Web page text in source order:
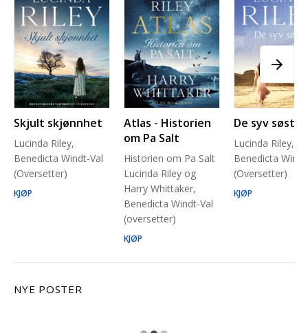
Skjult skjønnhet
Lucinda Riley,
Benedicta Windt-Val
(Oversetter)
KJØP
Atlas - Historien
om Pa Salt
Historien om Pa Salt
Lucinda Riley og
Harry Whittaker,
Benedicta Windt-Val
(oversetter)
KJØP
De syv søstre
Lucinda Riley,
Benedicta
(Oversetter)
KJØP
NYE POSTER